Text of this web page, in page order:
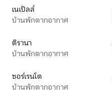
เนเปิลส์
บ้านพักตากอากาศ
ติรานา
บ้านพักตากอากาศ
ซอร์เรนโต
บ้านพักตากอากาศ